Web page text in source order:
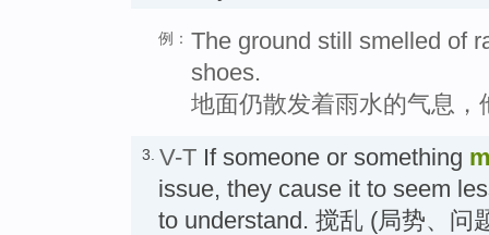
例： The ground still smelled of
shoes.
地面仍散发着雨水的气息
3. V-T If someone or something
issue, they cause it to seem
to understand. 搅乱 (局势、问